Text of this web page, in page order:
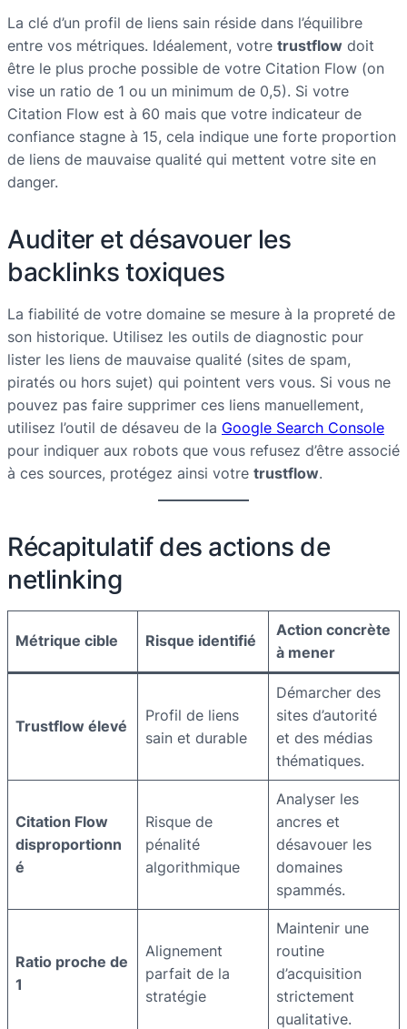
La clé d’un profil de liens sain réside dans l’équilibre
entre vos métriques. Idéalement, votre trustflow doit
être le plus proche possible de votre Citation Flow (on
vise un ratio de 1 ou un minimum de 0,5). Si votre
Citation Flow est à 60 mais que votre indicateur de
confiance stagne à 15, cela indique une forte proportion
de liens de mauvaise qualité qui mettent votre site en
danger.
Auditer et désavouer les
backlinks toxiques
La fiabilité de votre domaine se mesure à la propreté de
son historique. Utilisez les outils de diagnostic pour
lister les liens de mauvaise qualité (sites de spam,
piratés ou hors sujet) qui pointent vers vous. Si vous ne
pouvez pas faire supprimer ces liens manuellement,
utilisez l’outil de désaveu de la Google Search Console
pour indiquer aux robots que vous refusez d’être associé
à ces sources, protégez ainsi votre trustflow.
Récapitulatif des actions de
netlinking
Métrique cible Risque identifié
Action concrète
à mener
Trustflow élevé
Profil de liens
sain et durable
Démarcher des
sites d’autorité
et des médias
thématiques.
Citation Flow
disproportionn
é
Risque de
pénalité
algorithmique
Analyser les
ancres et
désavouer les
domaines
spammés.
Ratio proche de
1
Alignement
parfait de la
stratégie
Maintenir une
routine
d’acquisition
strictement
qualitative.